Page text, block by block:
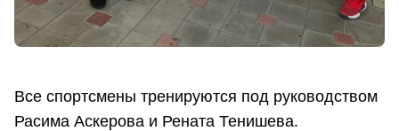
Все спортсмены тренируются под руководством
Расима Аскерова и Рената Тенишева.